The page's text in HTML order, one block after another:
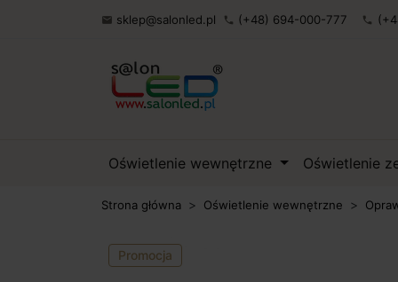
 sklep@salonled.pl phone (+48) 694-000-777 phone
Oświetlenie wewnętrzne Oświetlenie
Strona główna Oświetlenie wewnętrzne
Promocja